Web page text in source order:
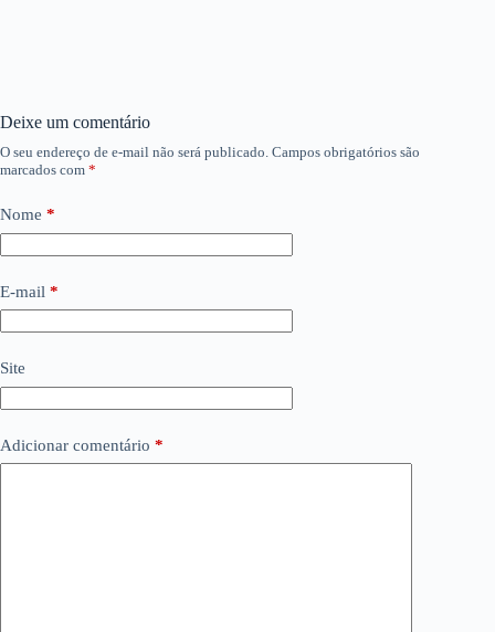
Deixe um comentário
O seu endereço de e-mail não será publicado. Campos obrigatórios são
marcados com *
Nome *
E-mail *
Site
Adicionar comentário *